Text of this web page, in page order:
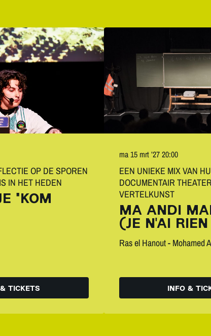
"KOM
OP DE SPOREN
IN HET HEDEN
& TICKETS
MA ANDI
(JE N'AI
Ras el Hanout - Mohamed
EEN UNIEKE MIX VAN
DOCUMENTAIR
VERTELKUNST
ma 15 mrt ’2720:00
INFO &